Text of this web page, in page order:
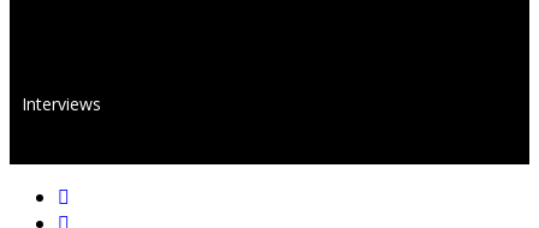
Interviews